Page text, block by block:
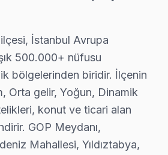
Yakın İlçelerde Avox Servisi
İstanbul Avrupa
500.000+ nüfusu
bölgelerinden biridir. İlçenin
Orta gelir, Yoğun, Dinamik
konut ve ticari alan
GOP Meydanı,
Mahallesi, Yıldıztabya,